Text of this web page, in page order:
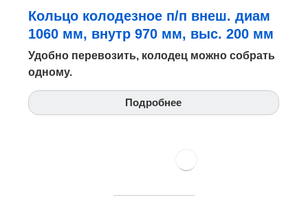
Кольцо колодезное п/п внеш. диам
1060 мм, внутр 970 мм, выс. 200 мм
Удобно перевозить, колодец можно собрать
одному.
Подробнее